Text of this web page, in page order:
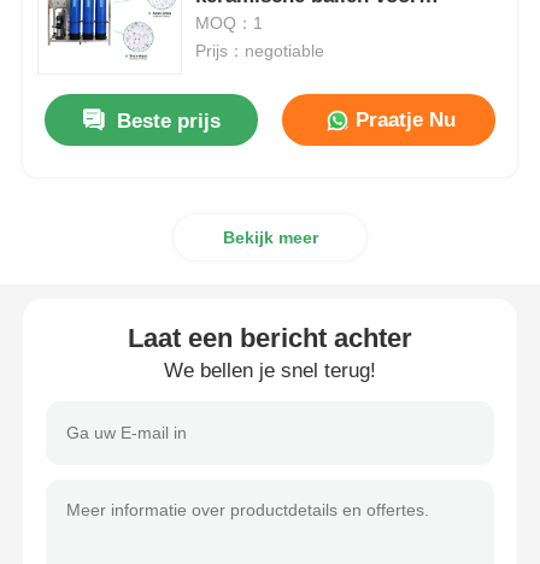
de huisvesting van de waterfilter
de patroon van de waterfilter
Waterfilter Aansluitfittingen
Industrieel RO-Membraan
RO membraanhuisvesting
waterbehandeling
MOQ：1
Prijs：negotiable
Beste prijs Praatje Nu
Bekijk meer
Laat een bericht achter
We bellen je snel terug!